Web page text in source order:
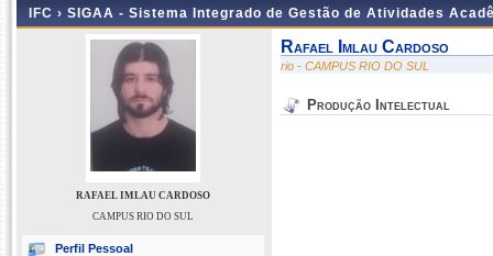
IFC › SIGAA - Sistema Integrado de Gestão de Atividades
RAFAEL IMLAU CARDOSO
CAMPUS RIO DO SUL
Perfil Pessoal
Rafael Imlau Cardoso
rio - CAMPUS RIO DO SUL
Produção Intelectual